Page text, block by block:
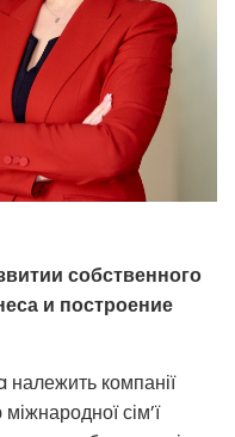
собственного
и построение
компанії
сім’ї